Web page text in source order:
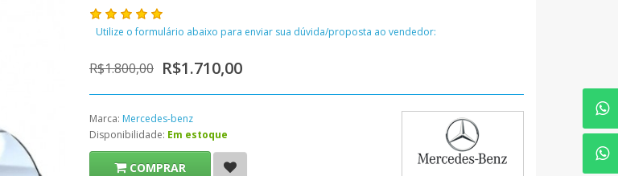
Utilize o formulário abaixo para enviar sua dúvida/proposta ao vendedor:
R$1.800,00 R$1.710,00
Marca: Mercedes-benz
Disponibilidade: Em estoque
COMPRAR